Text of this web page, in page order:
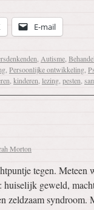
E-mail
Autisme
Persoonlijke ontwikkeling
kinderen lezing pesten
Morton
tegen. Meteen
huiselijk geweld,
zeldzaam